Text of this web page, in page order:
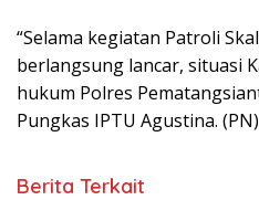
“Selama kegiatan Patroli
berlangsung lancar, situasi
hukum Polres
Pungkas IPTU Agustina. (PN)
Berita Terkait